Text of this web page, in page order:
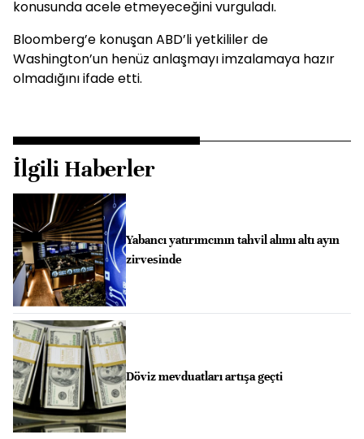
konusunda acele etmeyeceğini vurguladı.
Bloomberg’e konuşan ABD’li yetkililer de
Washington’un henüz anlaşmayı imzalamaya hazır
olmadığını ifade etti.
İlgili Haberler
Yabancı yatırımcının tahvil alımı altı ayın
zirvesinde
Döviz mevduatları artışa geçti